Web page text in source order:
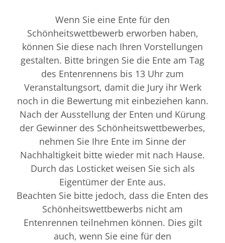
Wenn Sie eine Ente für den
Schönheitswettbewerb erworben haben,
können Sie diese nach Ihren Vorstellungen
gestalten. Bitte bringen Sie die Ente am Tag
des Entenrennens bis 13 Uhr zum
Veranstaltungsort, damit die Jury ihr Werk
noch in die Bewertung mit einbeziehen kann.
Nach der Ausstellung der Enten und Kürung
der Gewinner des Schönheitswettbewerbes,
nehmen Sie Ihre Ente im Sinne der
Nachhaltigkeit bitte wieder mit nach Hause.
Durch das Losticket weisen Sie sich als
Eigentümer der Ente aus.
Beachten Sie bitte jedoch, dass die Enten des
Schönheitswettbewerbs nicht am
Entenrennen teilnehmen können. Dies gilt
auch, wenn Sie eine für den